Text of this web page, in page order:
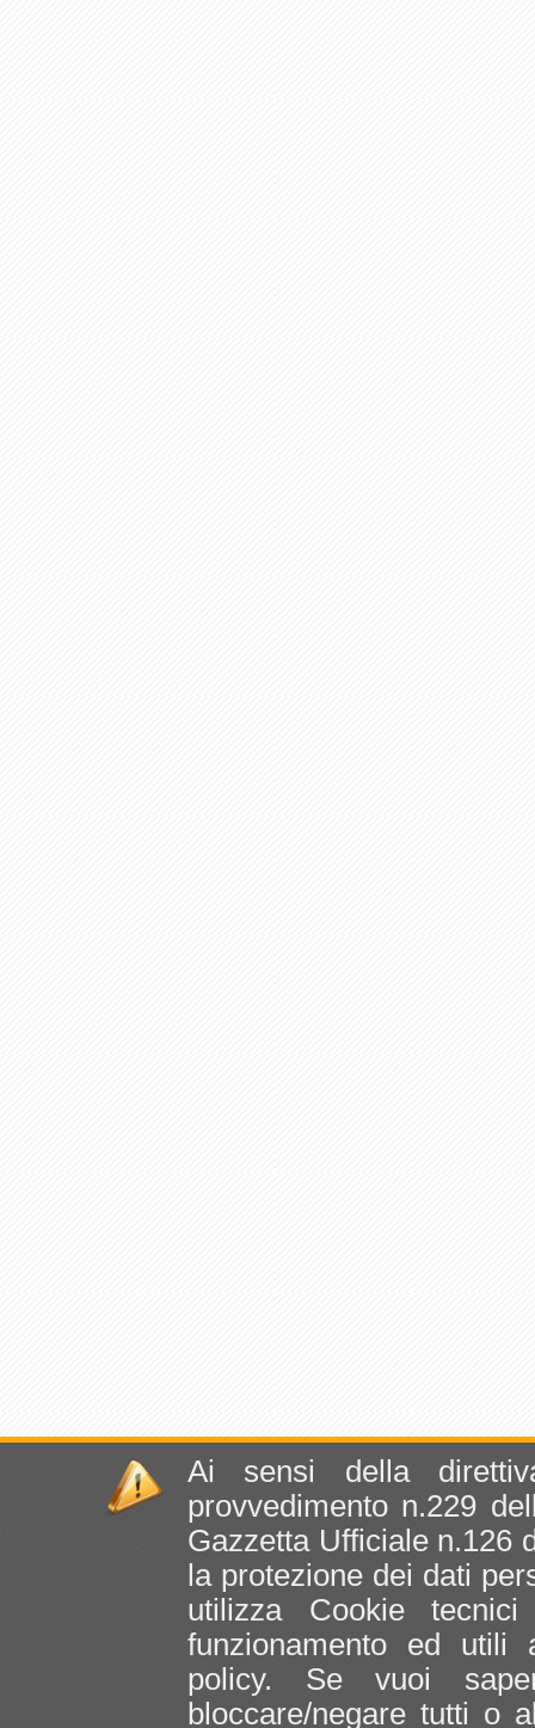
Ai sensi della
provvedimento n.229
Gazzetta Ufficiale n.126
la protezione dei dati
utilizza Cookie
funzionamento ed utili
policy. Se vuoi
bloccare/negare tutti o